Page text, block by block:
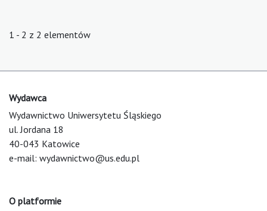
1 - 2 z 2 elementów
Wydawca
Wydawnictwo Uniwersytetu Śląskiego
ul. Jordana 18
40-043 Katowice
e-mail: wydawnictwo@us.edu.pl
O platformie